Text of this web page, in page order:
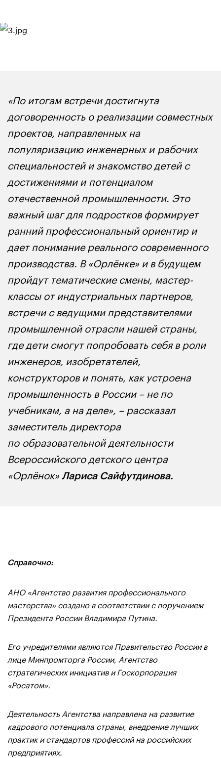
«По итогам встречи достигнута
договоренность о реализации совместных
проектов, направленных на
популяризацию инженерных и рабочих
специальностей и знакомство детей с
достижениями и потенциалом
отечественной промышленности. Это
важный шаг для подростков формирует
ранний профессиональный ориентир и
дает понимание реального современного
производства. В «Орлёнке» и в будущем
пройдут тематические смены, мастер-
классы от индустриальных партнеров,
встречи с ведущими представителями
промышленной отрасли нашей страны,
где дети смогут попробовать себя в роли
инженеров, изобретателей,
конструкторов и понять, как устроена
промышленность в России – не по
учебникам, а на деле», – рассказал
заместитель директора
по образовательной деятельности
Всероссийского детского центра
«Орлёнок» Лариса Сайфутдинова.
Справочно:
АНО «Агентство развития профессионального
мастерства» создано в соответствии с поручением
Президента России Владимира Путина.
Его учредителями являются Правительство России в
лице Минпромторга России, Агентство
стратегических инициатив и Госкорпорация
«Росатом».
Деятельность Агентства направлена на развитие
кадрового потенциала страны, внедрение лучших
практик и стандартов профессий на российских
предприятиях.